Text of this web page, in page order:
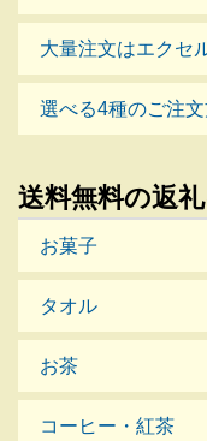
大量注文はエクセ
選べる4種のご注
送料無料の返
お菓子
タオル
お茶
コーヒー・紅茶